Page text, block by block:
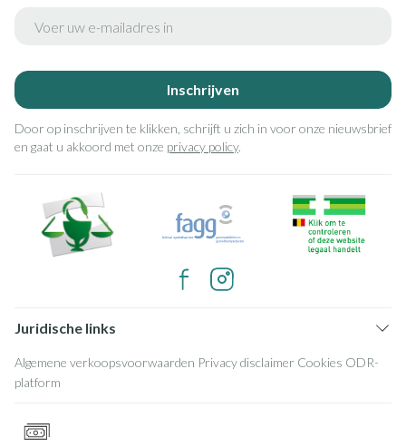
Inschrijven
Door op inschrijven te klikken, schrijft u zich in voor onze nieuwsbrief
en gaat u akkoord met onze privacy policy.
Juridische links
Algemene verkoopsvoorwaarden Privacy disclaimer Cookies ODR-
platform